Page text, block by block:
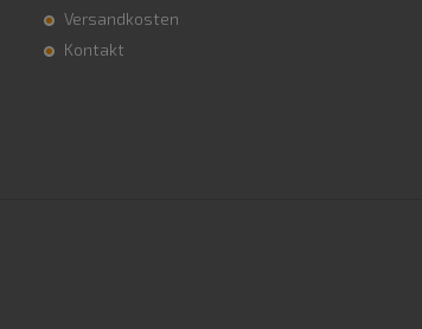
Versandkosten
Kontakt